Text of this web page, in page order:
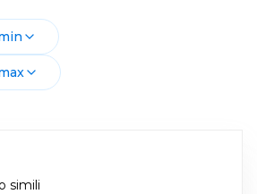
o simili